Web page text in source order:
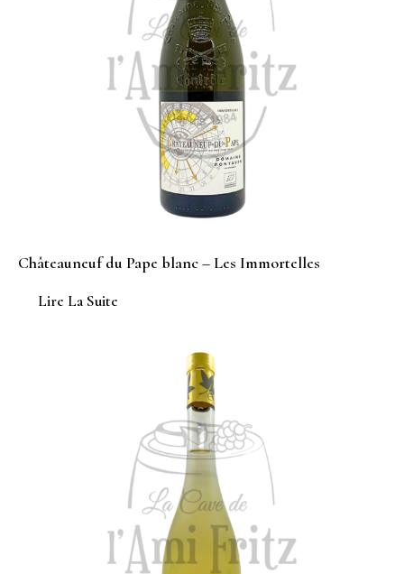
Châteauneuf du Pape blanc – Les Immortelles
Lire La Suite